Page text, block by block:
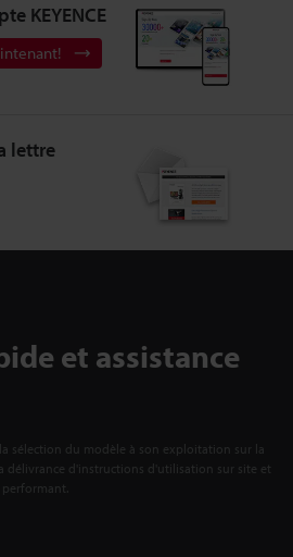
KEYENCE
lettre
et assistance
la sélection du modèle à son exploitation sur la
délivrance d'instructions d'utilisation sur site et